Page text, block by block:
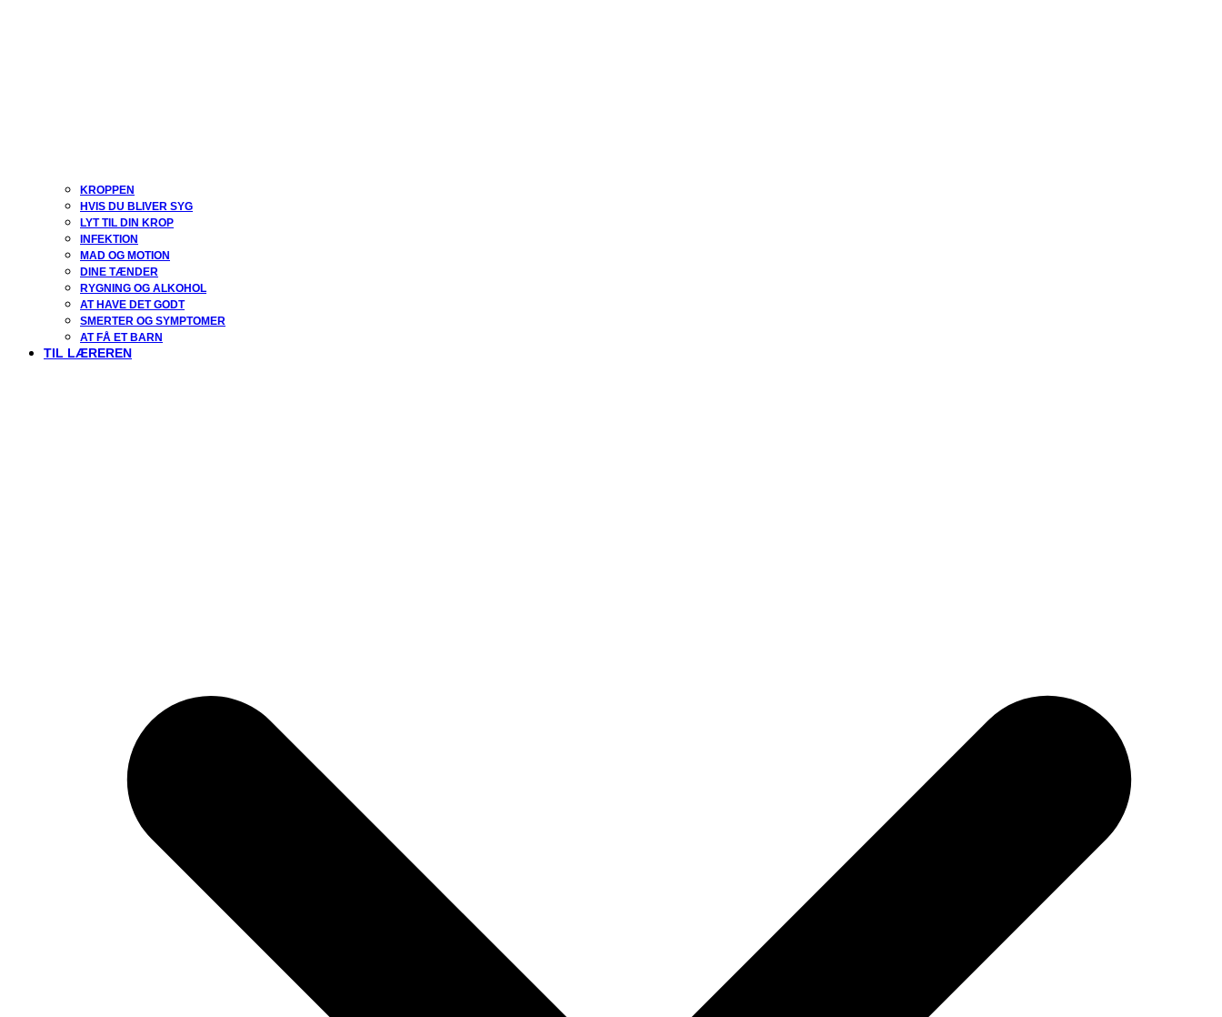
KROPPEN
HVIS DU BLIVER SYG
LYT TIL DIN KROP
INFEKTION
MAD OG MOTION
DINE TÆNDER
RYGNING OG ALKOHOL
AT HAVE DET GODT
SMERTER OG SYMPTOMER
AT FÅ ET BARN
TIL LÆREREN